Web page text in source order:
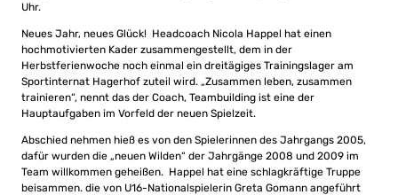
Uhr.
Neues Jahr, neues Glück! Headcoach Nicola Happel hat einen
hochmotivierten Kader zusammengestellt, dem in der
Herbstferienwoche noch einmal ein dreitägiges Trainingslager am
Sportinternat Hagerhof zuteil wird. „Zusammen leben, zusammen
trainieren“, nennt das der Coach, Teambuilding ist eine der
Hauptaufgaben im Vorfeld der neuen Spielzeit.
Abschied nehmen hieß es von den Spielerinnen des Jahrgangs 2005,
dafür wurden die „neuen Wilden“ der Jahrgänge 2008 und 2009 im
Team willkommen geheißen. Happel hat eine schlagkräftige Truppe
beisammen. die von U16-Nationalspielerin Greta Gomann angeführt